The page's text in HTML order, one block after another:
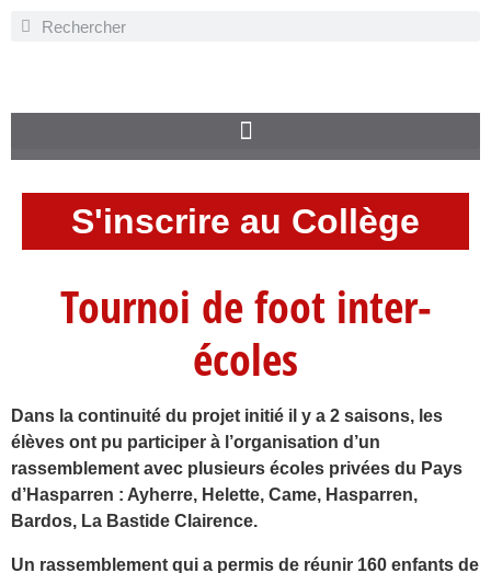
S'inscrire au Collège
Tournoi de foot inter-
écoles
Dans la continuité du projet initié il y a 2 saisons, les
élèves ont pu participer à l’organisation d’un
rassemblement avec plusieurs écoles privées du Pays
d’Hasparren : Ayherre, Helette, Came, Hasparren,
Bardos, La Bastide Clairence.
Un rassemblement qui a permis de réunir 160 enfants de